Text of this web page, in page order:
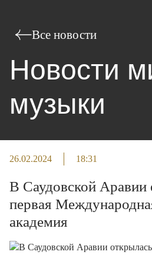
Все новости
Новости
музыки
26.02.2024 18:31
В Саудовской Аравии
первая
академия